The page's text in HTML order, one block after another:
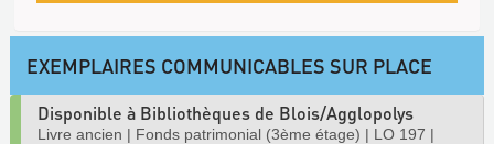
EXEMPLAIRES COMMUNICABLES SUR PLACE
Disponible à Bibliothèques de Blois/Agglopolys
Livre ancien | Fonds patrimonial (3ème étage) | LO 197 |